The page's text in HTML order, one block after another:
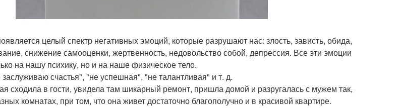
целый спектр негативных эмоций, которые разрушают нас: злость, зависть, обида,
снижение самооценки, жертвенность, недовольство собой, депрессия. Все эти эмоции
на нашу психику, но и на наше физическое тело.
счастья", "не успешная", "не талантливая" и т. д.
сходила в гости, увидела там шикарный ремонт, пришла домой и разругалась с мужем так,
комнатах, при том, что она живет достаточно благополучно и в красивой квартире.